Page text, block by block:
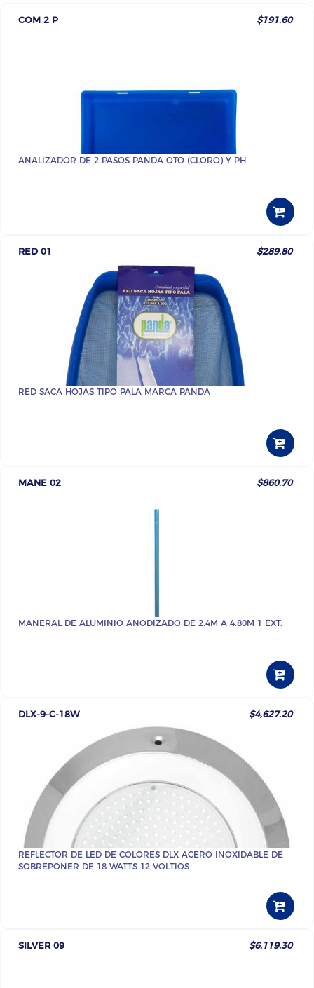
COM 2 P $191.60
ANALIZADOR DE 2 PASOS PANDA OTO (CLORO) Y PH
RED 01 $289.80
RED SACA HOJAS TIPO PALA MARCA PANDA
MANE 02 $860.70
MANERAL DE ALUMINIO ANODIZADO DE 2.4M A 4.80M 1 EXT.
DLX-9-C-18W $4,627.20
REFLECTOR DE LED DE COLORES DLX ACERO INOXIDABLE DE
SOBREPONER DE 18 WATTS 12 VOLTIOS
SILVER 09 $6,119.30